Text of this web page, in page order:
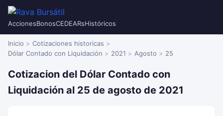
AccionesBonosCEDEARsHistóricos
Inicio
Cotizaciones historicas
Dólar Contado con Liquidación
2021 Agosto 25
Cotizacion del Dólar Contado con
Liquidación al 25 de agosto de 2021